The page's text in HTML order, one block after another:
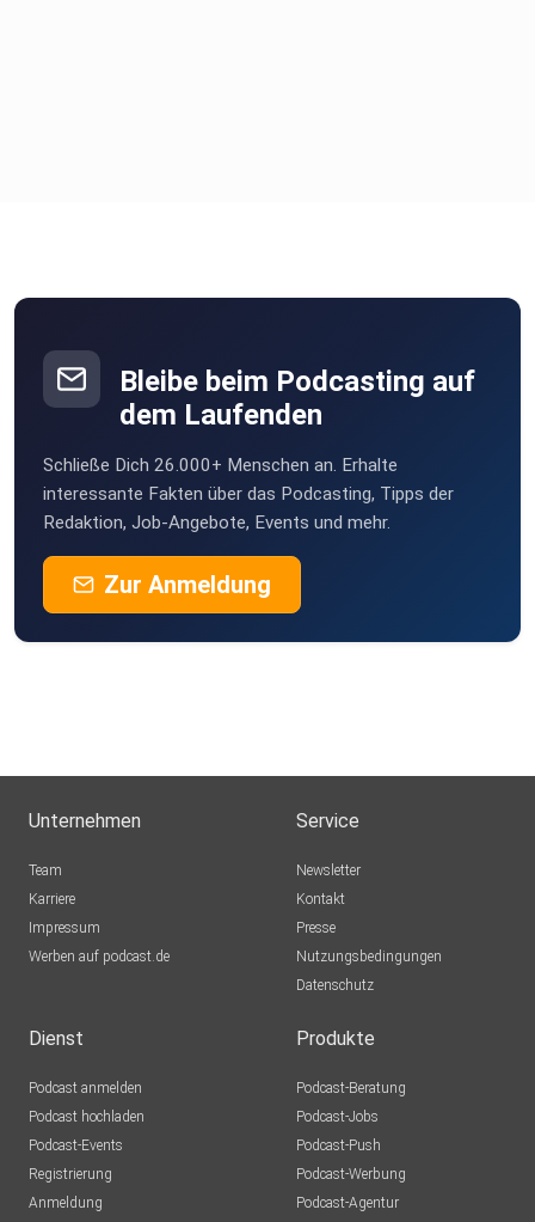
Bleibe beim Podcasting auf
dem Laufenden
Schließe Dich 26.000+ Menschen an. Erhalte
interessante Fakten über das Podcasting, Tipps der
Redaktion, Job-Angebote, Events und mehr.
Zur Anmeldung
Unternehmen
Team
Karriere
Impressum
Werben auf podcast.de
Service
Newsletter
Kontakt
Presse
Nutzungsbedingungen
Datenschutz
Dienst
Podcast anmelden
Podcast hochladen
Podcast-Events
Registrierung
Anmeldung
Produkte
Podcast-Beratung
Podcast-Jobs
Podcast-Push
Podcast-Werbung
Podcast-Agentur